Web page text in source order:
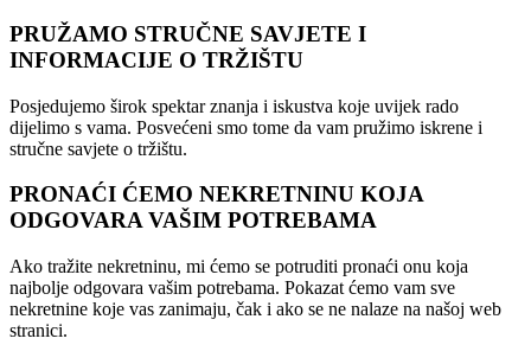
PRUŽAMO STRUČNE SAVJETE I
INFORMACIJE O TRŽIŠTU
Posjedujemo širok spektar znanja i iskustva koje uvijek rado
dijelimo s vama. Posvećeni smo tome da vam pružimo iskrene i
stručne savjete o tržištu.
PRONAĆI ĆEMO NEKRETNINU KOJA
ODGOVARA VAŠIM POTREBAMA
Ako tražite nekretninu, mi ćemo se potruditi pronaći onu koja
najbolje odgovara vašim potrebama. Pokazat ćemo vam sve
nekretnine koje vas zanimaju, čak i ako se ne nalaze na našoj web
stranici.